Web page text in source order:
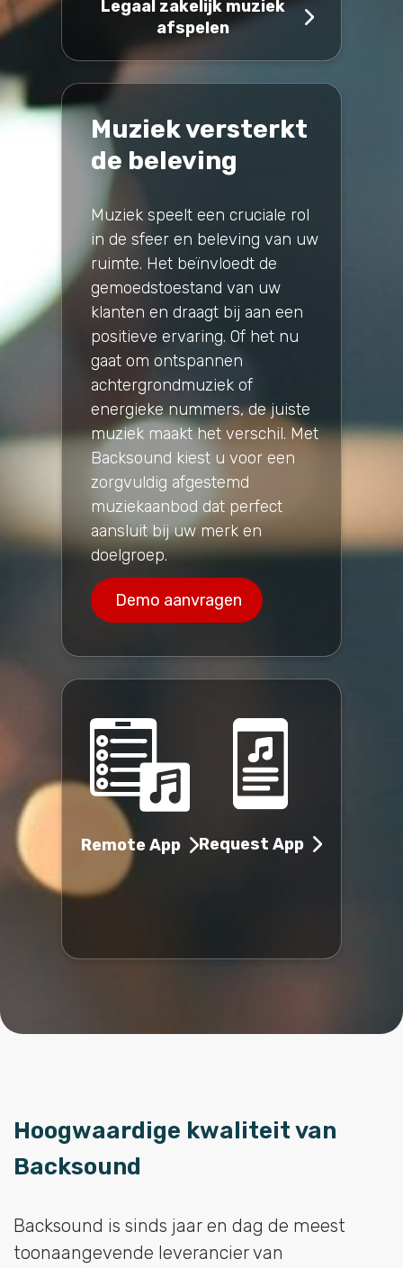
Legaal zakelijk muziek
afspelen
Muziek versterkt
de beleving
Muziek speelt een cruciale rol
in de sfeer en beleving van uw
ruimte. Het beïnvloedt de
gemoedstoestand van uw
klanten en draagt bij aan een
positieve ervaring. Of het nu
gaat om ontspannen
achtergrondmuziek of
energieke nummers, de juiste
muziek maakt het verschil. Met
Backsound kiest u voor een
zorgvuldig afgestemd
muziekaanbod dat perfect
aansluit bij uw merk en
doelgroep.
Demo aanvragen
Remote App Request App
Hoogwaardige kwaliteit van
Backsound
Backsound is sinds jaar en dag de meest
toonaangevende leverancier van